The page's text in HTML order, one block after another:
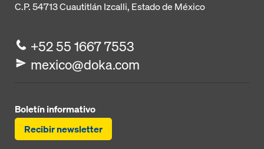
C.P. 54713Cuautitlán Izcalli, Estado de México
+52 55 1667 7553
mexico@doka.com
Boletín informativo
Recibir newsletter